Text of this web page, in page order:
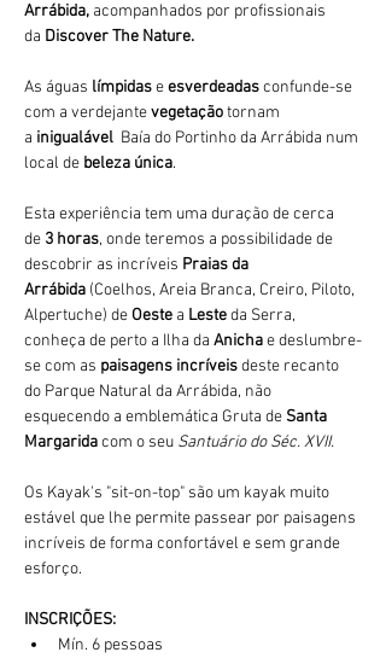
Arrábida, acompanhados por profissionais
da Discover The Nature.
As águas límpidas e esverdeadas confunde-se
com a verdejante vegetação tornam
a inigualável Baía do Portinho da Arrábida num
local de beleza única.
Esta experiência tem uma duração de cerca
de 3 horas, onde teremos a possibilidade de
descobrir as incríveis Praias da
Arrábida (Coelhos, Areia Branca, Creiro, Piloto,
Alpertuche) de Oeste a Leste da Serra,
conheça de perto a Ilha da Anicha e deslumbre-
se com as paisagens incríveis deste recanto
do Parque Natural da Arrábida, não
esquecendo a emblemática Gruta de Santa
Margarida com o seu Santuário do Séc. XVII.
Os Kayak's "sit-on-top" são um kayak muito
estável que lhe permite passear por paisagens
incríveis de forma confortável e sem grande
esforço.
INSCRIÇÕES:
Mín. 6 pessoas